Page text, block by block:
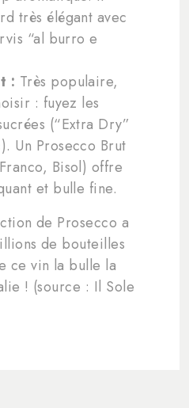
très élégant avec
“al burro e
: Très populaire,
: fuyez les
(“Extra Dry”
Un Prosecco Brut
Bisol) offre
et bulle fine.
de Prosecco a
de bouteilles
ce vin la bulle la
! (source : Il Sole